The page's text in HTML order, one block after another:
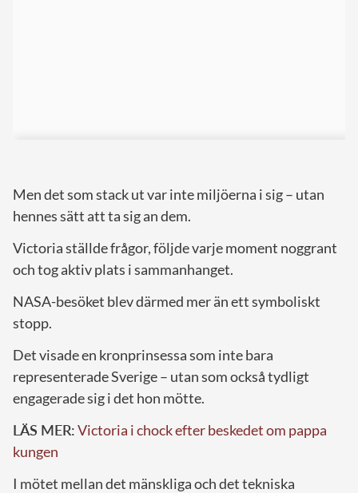
Men det som stack ut var inte miljöerna i sig – utan
hennes sätt att ta sig an dem.
Victoria ställde frågor, följde varje moment noggrant
och tog aktiv plats i sammanhanget.
NASA-besöket blev därmed mer än ett symboliskt
stopp.
Det visade en kronprinsessa som inte bara
representerade Sverige – utan som också tydligt
engagerade sig i det hon mötte.
LÄS MER:Victoria i chock efter beskedet om pappa
kungen
I mötet mellan det mänskliga och det tekniska